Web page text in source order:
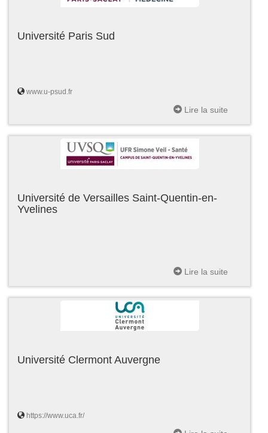
Université Paris Sud
www.u-psud.fr
Lire la suite
Université de Versailles Saint-Quentin-en-
Yvelines
Lire la suite
Université Clermont Auvergne
https://www.uca.fr/